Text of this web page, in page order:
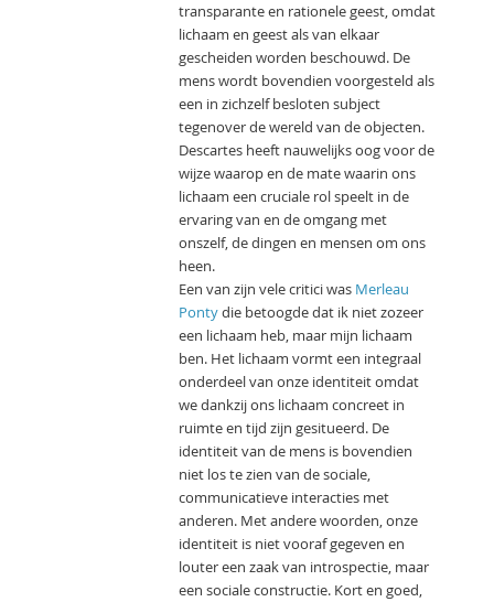
transparante en rationele geest, omdat
lichaam en geest als van elkaar
gescheiden worden beschouwd. De
mens wordt bovendien voorgesteld als
een in zichzelf besloten subject
tegenover de wereld van de objecten.
Descartes heeft nauwelijks oog voor de
wijze waarop en de mate waarin ons
lichaam een cruciale rol speelt in de
ervaring van en de omgang met
onszelf, de dingen en mensen om ons
heen.
Een van zijn vele critici was Merleau
Pontydie betoogde dat ik niet zozeer
een lichaam heb, maar mijn lichaam
ben. Het lichaam vormt een integraal
onderdeel van onze identiteit omdat
we dankzij ons lichaam concreet in
ruimte en tijd zijn gesitueerd. De
identiteit van de mens is bovendien
niet los te zien van de sociale,
communicatieve interacties met
anderen. Met andere woorden, onze
identiteit is niet vooraf gegeven en
louter een zaak van introspectie, maar
een sociale constructie. Kort en goed,